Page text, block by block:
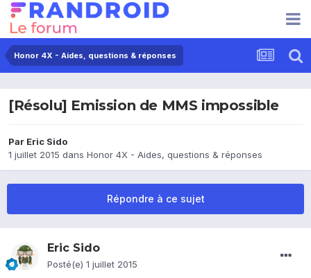
Honor 4X - Aides, questions & réponses
[Résolu] Emission de MMS impossible
Par Eric Sido
1 juillet 2015 dans Honor 4X - Aides, questions & réponses
Répondre à ce sujet
Eric Sido
Posté(e) 1 juillet 2015